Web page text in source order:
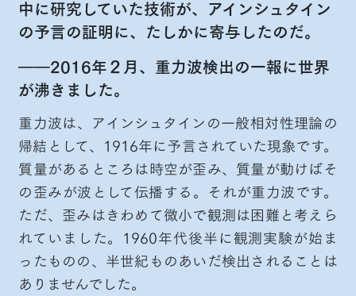
中に研究していた技術が、アインシュタイン
の予言の証明に、たしかに寄与したのだ。
――2016年２月、重力波検出の一報に世界
が沸きました。
重力波は、アインシュタインの一般相対性理論の
帰結として、1916年に予言されていた現象です。
質量があるところは時空が歪み、質量が動けばそ
の歪みが波として伝播する。それが重力波です。
ただ、歪みはきわめて微小で観測は困難と考えら
れていました。1960年代後半に観測実験が始ま
ったものの、半世紀ものあいだ検出されることは
ありませんでした。